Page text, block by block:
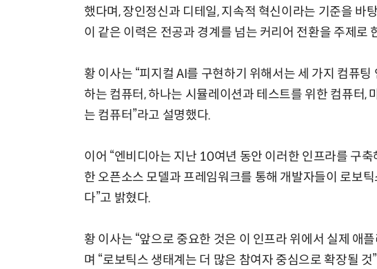
했다며, 장인정신과 디테일, 지속적 혁신이라는 기준을 바
이 같은 이력은 전공과 경계를 넘는 커리어 전환을 주제로
황 이사는 “피지컬 AI를 구현하기 위해서는 세 가지 컴퓨
하는 컴퓨터, 하나는 시뮬레이션과 테스트를 위한 컴퓨터,
는 컴퓨터”라고 설명했다.
이어 “엔비디아는 지난 10여년 동안 이러한 인프라를 구
한 오픈소스 모델과 프레임워크를 통해 개발자들이 로보
다”고 밝혔다.
황 이사는 “앞으로 중요한 것은 이 인프라 위에서 실제 애
며 “로보틱스 생태계는 더 많은 참여자 중심으로 확장될 것